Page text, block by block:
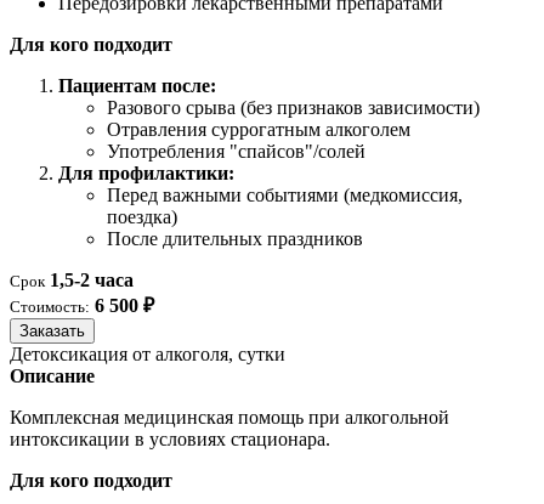
Для кого подходит
Пациентам после:
Разового срыва (без признаков зависимости)
Отравления суррогатным алкоголем
Употребления "спайсов"/солей
Для профилактики:
Перед важными событиями (медкомиссия,
поездка)
После длительных праздников
Срок 1,5-2 часа
Стоимость: 6 500 ₽
Заказать
Детоксикация от алкоголя, сутки
Описание
Комплексная медицинская помощь при алкогольной
интоксикации в условиях стационара.
Для кого подходит